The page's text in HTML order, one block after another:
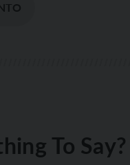
To Say?